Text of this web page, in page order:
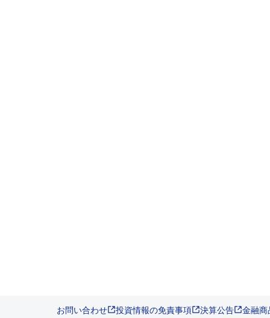
お問い合わせ 投資情報の免責事項 決算公告 金融